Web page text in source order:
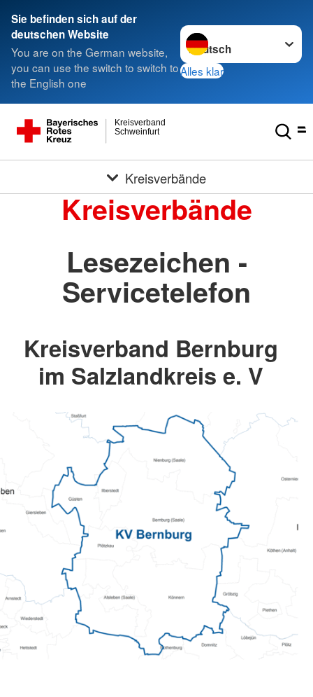
Sie befinden sich auf der
deutschen Website
You are on the German website,
you can use the switch to switch to
the English one
Sprache wechseln zu
Alles klar
Schweinfurt
Kreisverband
Kreisverbände
Kreisverbände
Lesezeichen -
Servicetelefon
Kreisverband Bernburg
im Salzlandkreis e. V